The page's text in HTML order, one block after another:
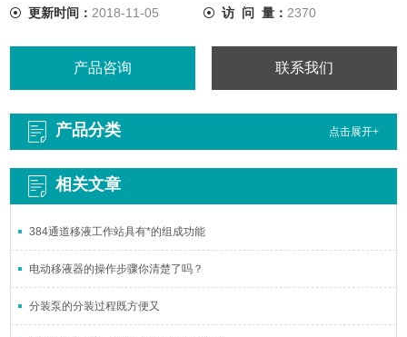
更新时间： 2018-11-05 访 问 量： 2370
产品咨询 联系我们
产品分类 点击展开+
相关文章
384通道移液工作站具有*的组成功能
电动移液器的操作步骤你清楚了吗？
分装泵的分装过程既方便又